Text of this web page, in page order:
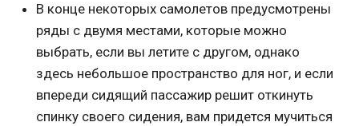
В конце некоторых самолетов предусмотрены
ряды с двумя местами, которые можно
выбрать, если вы летите с другом, однако
здесь небольшое пространство для ног, и если
впереди сидящий пассажир решит откинуть
спинку своего сидения, вам придется мучиться